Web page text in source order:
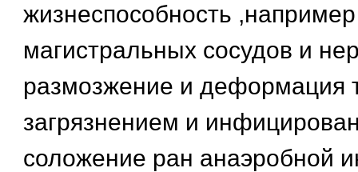
жизнеспособность
магистральных сосудов и
размозжение и деформация
загрязнением и
соложение ран анаэробной